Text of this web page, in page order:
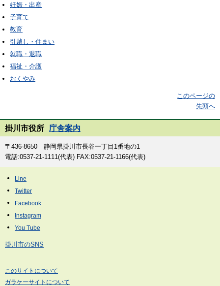
妊娠・出産
子育て
教育
引越し・住まい
就職・退職
福祉・介護
おくやみ
このページの
先頭へ
掛川市役所 庁舎案内
〒436-8650 静岡県掛川市長谷一丁目1番地の1
電話:0537-21-1111(代表) FAX:0537-21-1166(代表)
掛川市のSNS
このサイトについて
ガラケーサイトについて